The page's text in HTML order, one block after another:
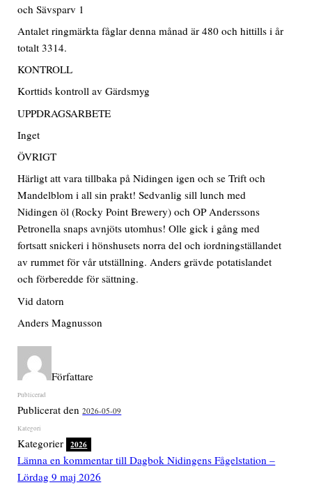
och Sävsparv 1
Antalet ringmärkta fåglar denna månad är 480 och hittills i år
totalt 3314.
KONTROLL
Korttids kontroll av Gärdsmyg
UPPDRAGSARBETE
Inget
ÖVRIGT
Härligt att vara tillbaka på Nidingen igen och se Trift och
Mandelblom i all sin prakt! Sedvanlig sill lunch med
Nidingen öl (Rocky Point Brewery) och OP Anderssons
Petronella snaps avnjöts utomhus! Olle gick i gång med
fortsatt snickeri i hönshusets norra del och iordningställandet
av rummet för vår utställning. Anders grävde potatislandet
och förberedde för sättning.
Vid datorn
Anders Magnusson
Författare
Publicerat den2026-05-09
Kategorier 2026
Lämna en kommentar till Dagbok Nidingens Fågelstation –
Lördag 9 maj 2026